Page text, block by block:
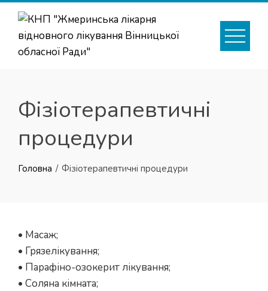
content
Фізіотерапевтичні
процедури
Головна Фізіотерапевтичні процедури
• Масаж;
• Грязелікування;
• Парафіно-озокерит лікування;
• Соляна кімната;